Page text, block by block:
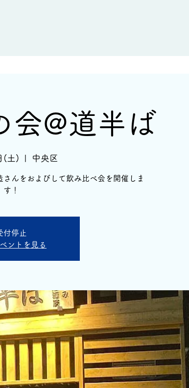
会@道半ば
(土) 中央区
んをおよびして飲み比べ会を開催しま
す！
付停止
ントを見る